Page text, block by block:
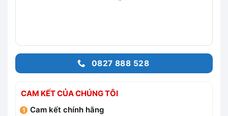
0827 888 528
CAM KẾT CỦA CHÚNG TÔI
Cam kết chính hãng